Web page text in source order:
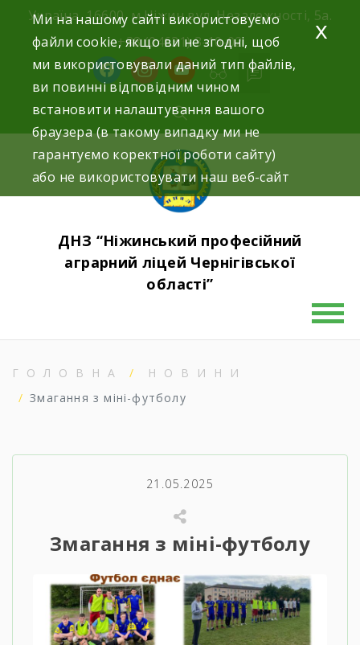
content
Україна, 16600, м.Ніжин вул. Незалежності, 5а.
+38 (04631) 3-10-02
facebookinstagram
youtube
ДНЗ “Ніжинський професійний
аграрний ліцей Чернігівської
області”
ГОЛОВНА
НОВИНИ
Змагання з міні-футболу
21.05.2025
Змагання з міні-футболу
Ми на нашому сайті використовуємо
файли cookie, якщо ви не згодні, щоб
ми використовували даний тип файлів,
ви повинні відповідним чином
встановити налаштування вашого
браузера (в такому випадку ми не
гарантуємо коректної роботи сайту)
або не використовувати наш веб-сайт
x